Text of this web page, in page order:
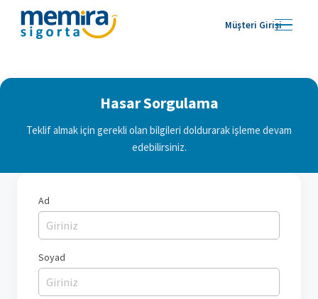
Müşteri Girişi
Hasar Sorgulama
Teklif almak için gerekli olan bilgileri doldurarak işleme devam
edebilirsiniz.
Ad
Soyad